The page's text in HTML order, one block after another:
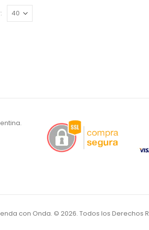
con Onda. © 2026. Todos los Derechos